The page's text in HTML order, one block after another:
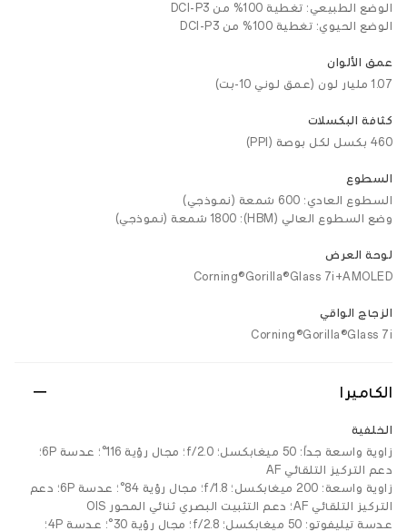
الوضع الطبيعي: تغطية 100% من DCI-P3
الوضع الحيوي: تغطية 100% من DCI-P3
عمق الألوان
1.07 مليار لون (عمق لوني 10-بت)
كثافة البكسلات
460 بكسل لكل بوصة (PPI)
السطوع
السطوع العادي: 600 شمعة (نموذجي)
وضع السطوع العالي (HBM): 1800 شمعة (نموذجي)
لوحة العرض
Corning®Gorilla®Glass 7i+AMOLED
الزجاج الواقي
Corning®Gorilla®Glass 7i
الكاميرا
الخلفية
زاوية واسعة جداً: 50 ميغابكسل؛ f/2.0؛ مجال رؤية 116°؛ عدسة 6P؛
دعم التركيز التلقائي AF
زاوية واسعة: 200 ميغابكسل؛ f/1.8؛ مجال رؤية 84°؛ عدسة 6P؛ دعم
التركيز التلقائي AF؛ دعم التثبيت البصري ثنائي المحور OIS
عدسة تيليفوتو: 50 ميغابكسل؛ f/2.8؛ مجال رؤية 30°؛ عدسة 4P؛